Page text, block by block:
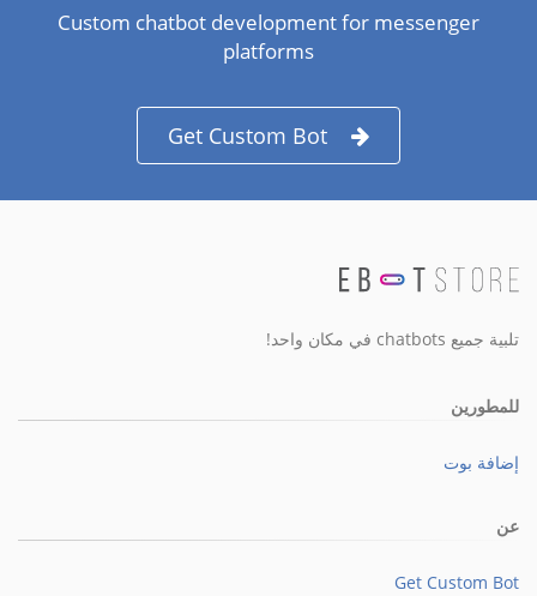
Custom chatbot development for messenger
platforms
Get Custom Bot
تلبية جميع chatbots في مكان واحد!
للمطورين
إضافة بوت
عن
Get Custom Bot